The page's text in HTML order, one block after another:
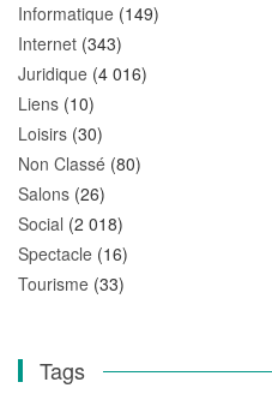
Informatique (149)
Internet (343)
Juridique (4 016)
Liens (10)
Loisirs (30)
Non Classé (80)
Salons (26)
Social (2 018)
Spectacle (16)
Tourisme (33)
Tags